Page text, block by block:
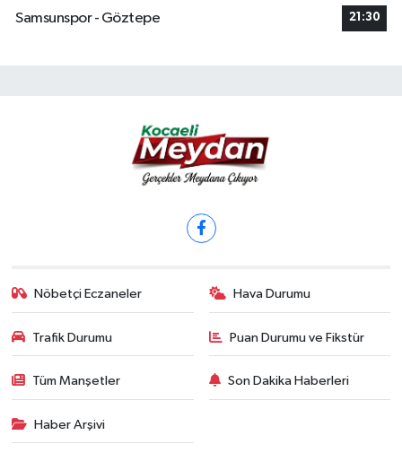
Samsunspor - Göztepe
21:30
Nöbetçi Eczaneler Hava Durumu
Trafik Durumu Puan Durumu ve Fikstür
Tüm Manşetler Son Dakika Haberleri
Haber Arşivi